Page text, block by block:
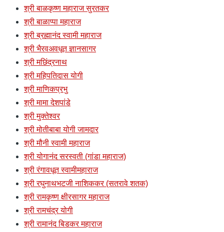
श्री बाळकृष्ण महाराज सुरतकर
श्री बाळाप्पा महाराज
श्री ब्रह्मानंद स्वामी महाराज
श्री भैरवअवधूत ज्ञानसागर
श्री मछिंद्रनाथ
श्री महिपतिदास योगी
श्री माणिकप्रभु
श्री मामा देशपांडे
श्री मुक्तेश्वर
श्री मोतीबाबा योगी जामदार
श्री मौनी स्वामी महाराज
श्री योगानंद सरस्वती (गांडा महाराज)
श्री रंगावधूत स्वामीमहाराज
श्री रघुनाथभटजी नाशिककर (सतरावे शतक)
श्री रामकृष्ण क्षीरसागर महाराज
श्री रामचंद्र योगी
श्री रामानंद बिडकर महाराज